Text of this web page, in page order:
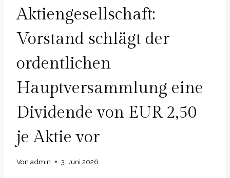
Aktiengesellschaft:
Vorstand schlägt der
ordentlichen
Hauptversammlung eine
Dividende von EUR 2,50
je Aktie vor
Von admin 3. Juni 2026